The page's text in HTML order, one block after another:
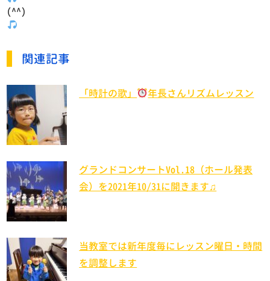
(^^)
関連記事
「時計の歌」 年長さんリズムレッスン
グランドコンサートVol.18（ホール発表
会）を2021年10/31に開きます♫
当教室では新年度毎にレッスン曜日・時間
を調整します